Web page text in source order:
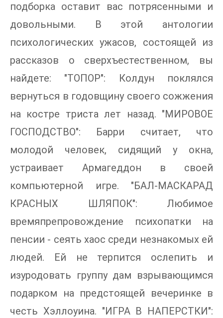
подборка оставит вас потрясенными и
довольными. В этой антологии
психологических ужасов, состоящей из
рассказов о сверхъестественном, вы
найдете: "ТОПОР": Колдун поклялся
вернуться в годовщину своего сожжения
на костре триста лет назад. "МИРОВОЕ
ГОСПОДСТВО": Барри считает, что
молодой человек, сидящий у окна,
устраивает Армагеддон в своей
компьютерной игре. "БАЛ-МАСКАРАД
КРАСНЫХ ШЛЯПОК": Любимое
времяпрепровождение психопатки на
пенсии - сеять хаос среди незнакомых ей
людей. Ей не терпится ослепить и
изуродовать группу дам взрывающимся
подарком на предстоящей вечеринке в
честь Хэллоуина. "ИГРА В НАПЕРСТКИ":